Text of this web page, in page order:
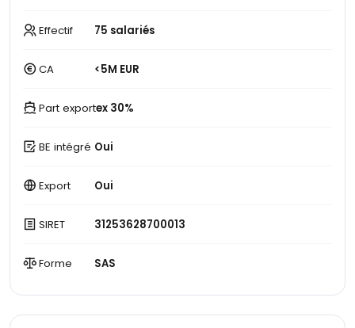
Effectif 75 salariés
CA <5M EUR
Part exportex 30%
BE intégré Oui
Export Oui
SIRET 31253628700013
Forme SAS